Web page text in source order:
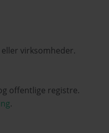
virksomheder.
offentlige registre.
.